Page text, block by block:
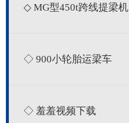
◇ MG型450t跨线提梁机
◇ 900小轮胎运梁车
◇ 羞羞视频下载